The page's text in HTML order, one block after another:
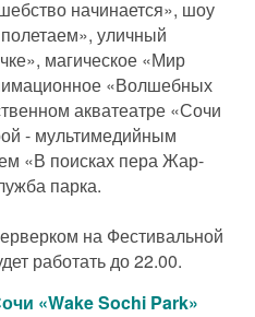
начинается», шоу
уличный
магическое «Мир
«Волшебных
акватеатре «Сочи
- мультимедийным
«В поисках пера Жар-
парка.
на Фестивальной
работать до 22.00.
«Wake Sochi Park»